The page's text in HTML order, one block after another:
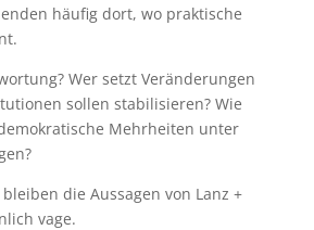
häufig dort, wo praktische
Wer setzt Veränderungen
sollen stabilisieren? Wie
Mehrheiten unter
die Aussagen von Lanz +
vage.